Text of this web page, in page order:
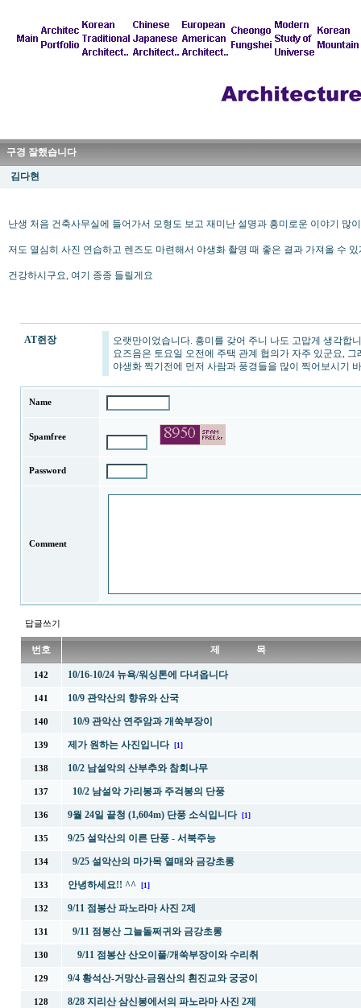
구경 잘했습니다
김다현
난생 처음 건축사무실에 들어가서 모형도 보고 재미난 설명과 흥미로운 이야기 많
저도 열심히 사진 연습하고 렌즈도 마련해서 야생화 촬영 때 좋은 결과 가져올 수
건강하시구요, 여기 종종 들릴게요
AT쥔장
오랫만이었습니다. 흥미를 갖어 주니 나도 고맙게 생각합
요즈음은 토요일 오전에 주택 관계 협의가 자주 있군요,
야생화 찍기전에 먼저 사람과 풍경들을 많이 찍어보시기
Name
Spamfree
Password
Comment
답글쓰기
번호 제 목
142 10/16-10/24 뉴욕/워싱톤에 다녀옵니다
141 10/9 관악산의 향유와 산국
140 10/9 관악산 연주암과 개쑥부장이
139 제가 원하는 사진입니다 [1]
138 10/2 남설악의 산부추와 참회나무
137 10/2 남설악 가리봉과 주걱봉의 단풍
136 9월 24일 끝청 (1,604m) 단풍 소식입니다 [1]
135 9/25 설악산의 이른 단풍 - 서북주능
134 9/25 설악산의 마가목 열매와 금강초롱
133 안녕하세요!! ^^ [1]
132 9/11 점봉산 파노라마 사진 2제
131 9/11 점봉산 그늘돌쩌귀와 금강초롱
130 9/11 점봉산 산오이풀/개쑥부장이와 수리취
129 9/4 황석산-거망산-금원산의 흰진교와 궁궁이
128 8/28 지리산 삼신봉에서의 파노라마 사진 2제